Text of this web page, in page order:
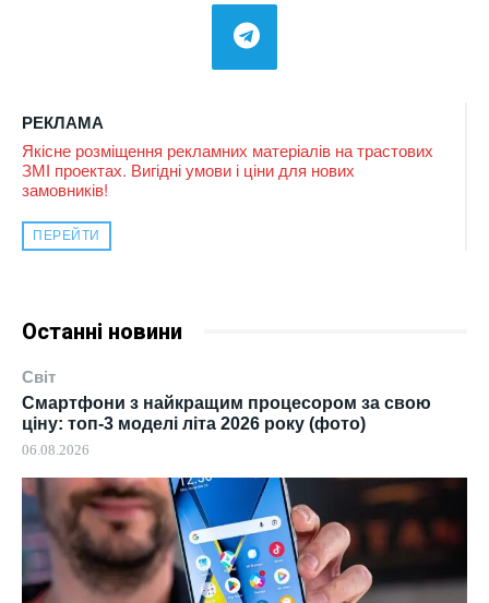
РЕКЛАМА
Якісне розміщення рекламних матеріалів на трастових
ЗМІ проектах. Вигідні умови і ціни для нових
замовників!
ПЕРЕЙТИ
Останні новини
Світ
Смартфони з найкращим процесором за свою
ціну: топ-3 моделі літа 2026 року (фото)
06.08.2026